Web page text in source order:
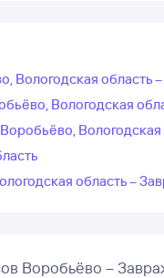
Вологодская область
Вологодская
Вологодская
область –
Воробьёво –